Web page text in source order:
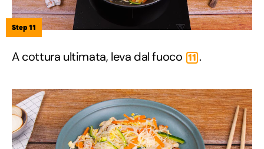
Step 11
A cottura ultimata, leva dal fuoco 11 .